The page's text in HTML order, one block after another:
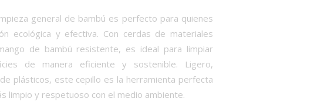
general de bambú es perfecto para quienes
ecológica y efectiva. Con cerdas de materiales
de bambú resistente, es ideal para limpiar
de manera eficiente y sostenible. Ligero,
plásticos, este cepillo es la herramienta perfecta
limpio y respetuoso con el medio ambiente.